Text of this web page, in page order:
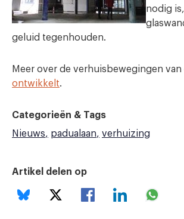
nodig
geluid tegenhouden.
Meer over de verhuisbewegingen van
ontwikkelt.
Categorieën & Tags
Nieuws
padualaan verhuizing
Artikel delen op